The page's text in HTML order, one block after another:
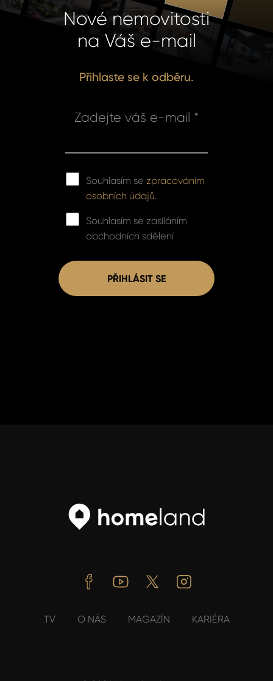
Nové nemovitosti
na Váš e-mail
Přihlaste se k odběru.
Zadejte váš e-mail *
Souhlasím se zpracováním
osobních údajů.
Souhlasím se zasíláním
obchodních sdělení
PŘIHLÁSIT SE
FacebookYoutube Twitter
TV O NÁS MAGAZÍN KARIÉRA